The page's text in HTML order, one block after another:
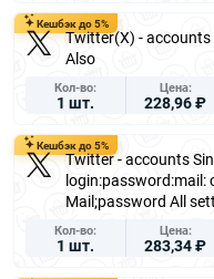
Кешбэк до 5%
Twitter(X) - accounts
Also
Кол-во
1 шт.
Цена
228,96 ₽
Кешбэк до 5%
Twitter - accounts
Mail;password All
Кол-во
1 шт.
Цена
283,34 ₽